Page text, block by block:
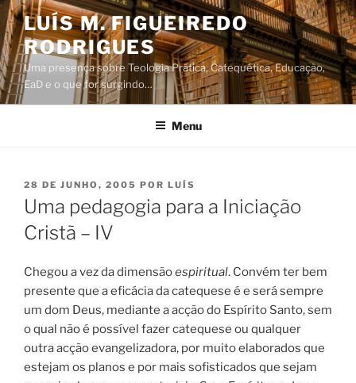
Saltar
para
o
conteúdo
LUÍS M. FIGUEIREDO
RODRIGUES
Uma presença sobre Teologia Prática, Catequética, Educação,
EaD e o que for surgindo…
Menu
PUBLICADO
EM
28 DE JUNHO, 2005 POR LUÍS
Uma pedagogia para a Iniciação
Cristã – IV
Chegou a vez da dimensãoespiritual. Convém ter bem
presente que a eficácia da catequese é e será sempre
um dom Deus, mediante a acção do Espírito Santo, sem
o qual não é possível fazer catequese ou qualquer
outra acção evangelizadora, por muito elaborados que
estejam os planos e por mais sofisticados que sejam